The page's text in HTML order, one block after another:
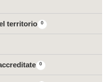
0
territorio
0